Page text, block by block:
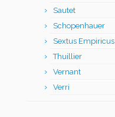
Sautet
Schopenhauer
Sextus Empiricus
Thuillier
Vernant
Verri